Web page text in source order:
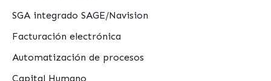
SGA integrado SAGE/Navision
Facturación electrónica
Automatización de procesos
Capital Humano